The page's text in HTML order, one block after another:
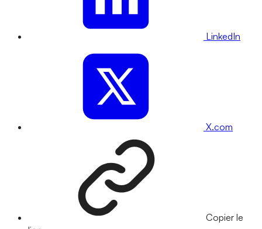
LinkedIn
X.com
Copier le